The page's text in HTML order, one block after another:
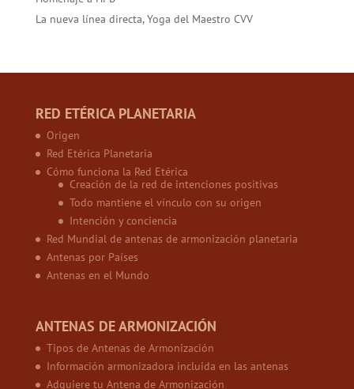
La nueva línea directa, Yoga del Maestro CVV
RED ETÉRICA PLANETARIA
Origen
Red Etérica Planetaria
Cómo funciona la Red Etérica
Creación de la red de intenciones positivas
Todo mantiene el vínculo con su origen
Intención y conciencia
Red Mundial de antenas de armonización planetaria
Antenas por Países
Antenas en el Mundo
ANTENAS DE ARMONIZACIÓN
Tipos de Antenas de Armonización
Información armonizadora incluida en las antenas
Adquiere tu Antena de Armonización